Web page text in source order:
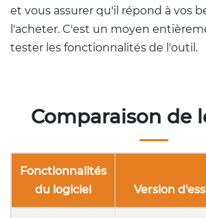
et vous assurer qu'il répond à vos
l'acheter. C'est un moyen
tester les fonctionnalités de l'outil.
Comparaison de
Fonctionnalités
du logiciel
Version